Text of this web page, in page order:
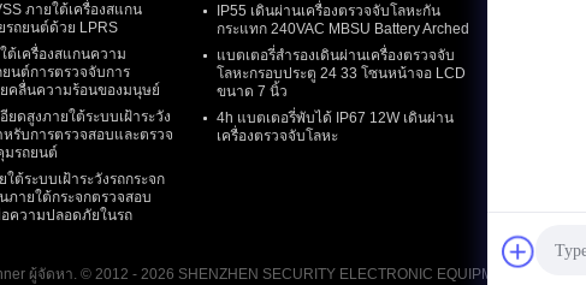
ภายใต้เครื่องสแกน
ถยนต์ด้วย LPRS
ต้เครื่องสแกนความ
นต์การตรวจจับการ
คลื่นความร้อนของมนุษย์
ยดสูงภายใต้ระบบเฝ้าระวัง
รับการตรวจสอบและตรวจ
มรถยนต์
ต้ระบบเฝ้าระวังรถกระจก
ภายใต้กระจกตรวจสอบ
ความปลอดภัยในรถ
IP55 เดินผ่านเครื่องตรวจจับโลหะกัน
กระแทก 240VAC MBSU Battery Arched
แบตเตอรี่สำรองเดินผ่านเครื่องตรวจจับ
โลหะกรอบประตู 24 33 โซนหน้าจอ LCD
ขนาด 7 นิ้ว
4h แบตเตอรี่พับได้ IP67 12W เดินผ่าน
เครื่องตรวจจับโลหะ
ผู้จัดหา. © 2012 - 2026 SHENZHEN SECURITY ELECTRONIC EQUIPMENT CO.,